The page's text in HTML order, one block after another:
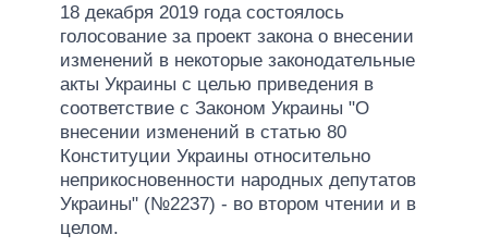
18 декабря 2019 года состоялось
голосование за проект закона о внесении
изменений в некоторые законодательные
акты Украины с целью приведения в
соответствие с Законом Украины "О
внесении изменений в статью 80
Конституции Украины относительно
неприкосновенности народных депутатов
Украины" (№2237) - во втором чтении и в
целом.